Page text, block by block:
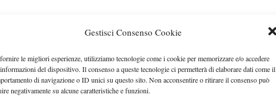
Gestisci Consenso Cookie
le migliori esperienze, utilizziamo tecnologie come i cookie per memorizzare e/o accedere
del dispositivo. Il consenso a queste tecnologie ci permetterà di elaborare dati come il
di navigazione o ID unici su questo sito. Non acconsentire o ritirare il consenso può
negativamente su alcune caratteristiche e funzioni.